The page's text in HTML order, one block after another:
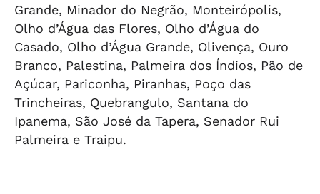
Grande, Minador do Negrão, Monteirópolis,
Olho d’Água das Flores, Olho d’Água do
Casado, Olho d’Água Grande, Olivença, Ouro
Branco, Palestina, Palmeira dos Índios, Pão de
Açúcar, Pariconha, Piranhas, Poço das
Trincheiras, Quebrangulo, Santana do
Ipanema, São José da Tapera, Senador Rui
Palmeira e Traipu.